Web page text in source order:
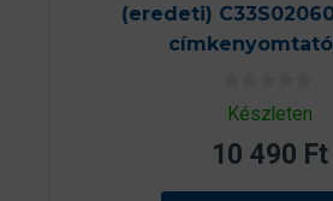
(eredeti)
0
a
5
b
Készleten
10 490 Ft